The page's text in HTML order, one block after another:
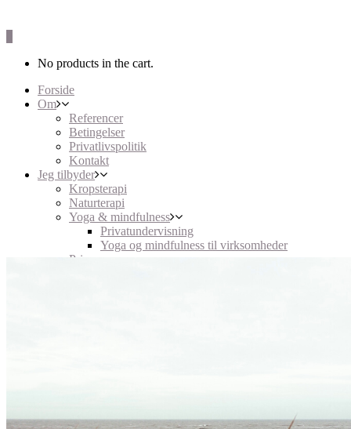
No products in the cart.
Forside
Om
Referencer
Betingelser
Privatlivspolitik
Kontakt
Jeg tilbyder
Kropsterapi
Naturterapi
Yoga & mindfulness
Privatundervisning
Yoga og mindfulness til virksomheder
Priser